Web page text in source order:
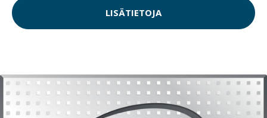
LISÄTIETOJA